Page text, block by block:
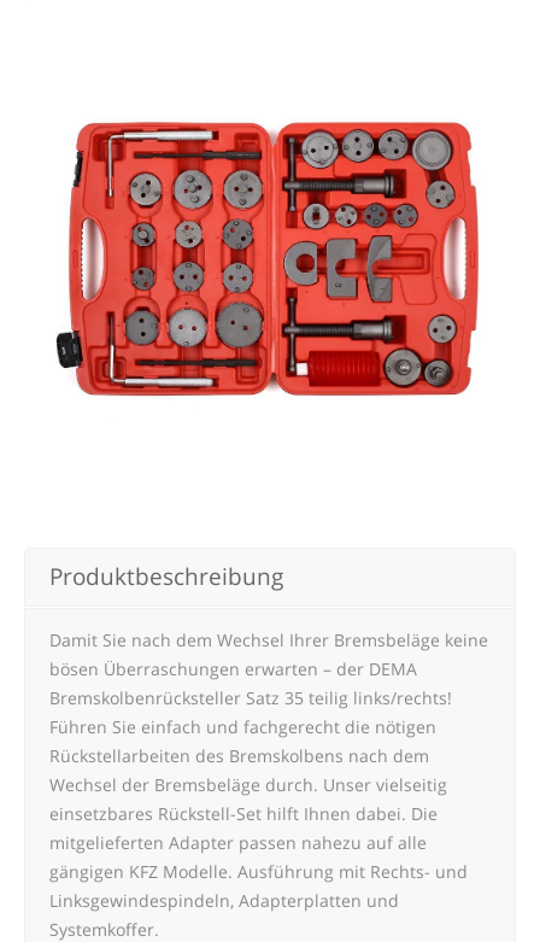
Produktbeschreibung
Damit Sie nach dem Wechsel Ihrer Bremsbeläge keine
bösen Überraschungen erwarten – der DEMA
Bremskolbenrücksteller Satz 35 teilig links/rechts!
Führen Sie einfach und fachgerecht die nötigen
Rückstellarbeiten des Bremskolbens nach dem
Wechsel der Bremsbeläge durch. Unser vielseitig
einsetzbares Rückstell-Set hilft Ihnen dabei. Die
mitgelieferten Adapter passen nahezu auf alle
gängigen KFZ Modelle. Ausführung mit Rechts- und
Linksgewindespindeln, Adapterplatten und
Systemkoffer.